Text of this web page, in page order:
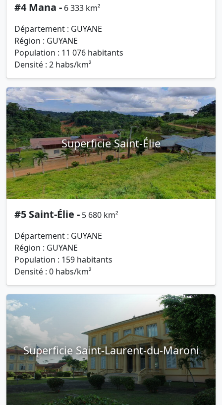
#4 Mana - 6 333 km²
Département : GUYANE
Région : GUYANE
Population : 11 076 habitants
Densité : 2 habs/km²
Superficie Saint-Élie
#5 Saint-Élie - 5 680 km²
Département : GUYANE
Région : GUYANE
Population : 159 habitants
Densité : 0 habs/km²
Superficie Saint-Laurent-du-Maroni